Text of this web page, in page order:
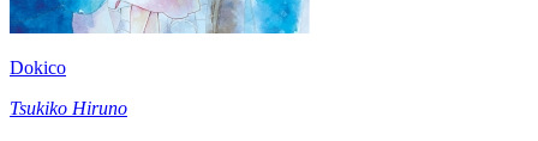
Dokico
Tsukiko Hiruno